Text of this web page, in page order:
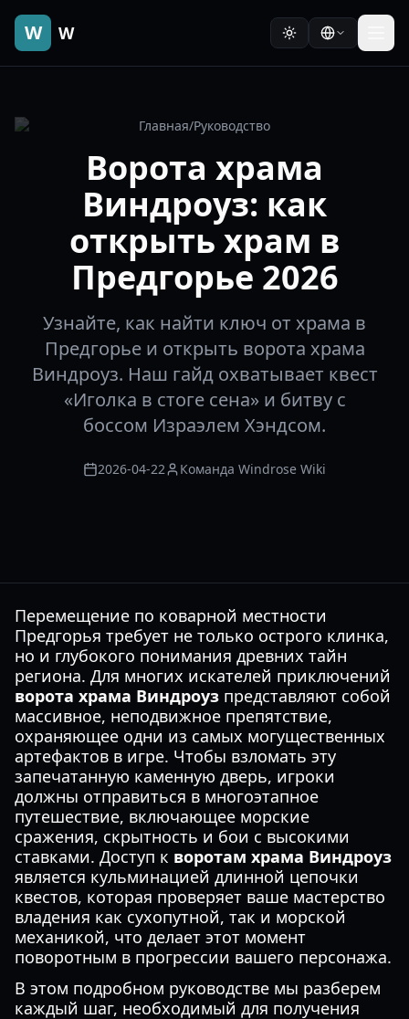
W W
Главная/Руководство
Ворота храма
Виндроуз: как
открыть храм в
Предгорье 2026
Узнайте, как найти ключ от храма в
Предгорье и открыть ворота храма
Виндроуз. Наш гайд охватывает квест
«Иголка в стоге сена» и битву с
боссом Израэлем Хэндсом.
2026-04-22 Команда Windrose Wiki
Перемещение по коварной местности
Предгорья требует не только острого клинка,
но и глубокого понимания древних тайн
региона. Для многих искателей приключений
ворота храма Виндроуз представляют собой
массивное, неподвижное препятствие,
охраняющее одни из самых могущественных
артефактов в игре. Чтобы взломать эту
запечатанную каменную дверь, игроки
должны отправиться в многоэтапное
путешествие, включающее морские
сражения, скрытность и бои с высокими
ставками. Доступ к воротам храма Виндроуз
является кульминацией длинной цепочки
квестов, которая проверяет ваше мастерство
владения как сухопутной, так и морской
механикой, что делает этот момент
поворотным в прогрессии вашего персонажа.
В этом подробном руководстве мы разберем
каждый шаг, необходимый для получения